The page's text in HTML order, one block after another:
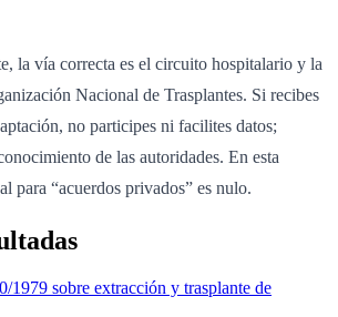
la vía correcta es el circuito hospitalario y la
Nacional de Trasplantes. Si recibes
no participes ni facilites datos;
de las autoridades. En esta
para “acuerdos privados” es nulo.
sobre extracción y trasplante de